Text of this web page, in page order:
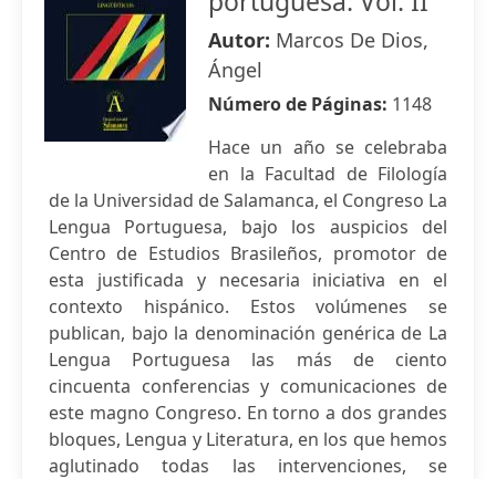
Autor: Marcos De Dios,
Ángel
Número de Páginas: 1148
Hace un año se celebraba
en la Facultad de Filología
de la Universidad de Salamanca, el Congreso La
Lengua Portuguesa, bajo los auspicios del
Centro de Estudios Brasileños, promotor de
esta justificada y necesaria iniciativa en el
contexto hispánico. Estos volúmenes se
publican, bajo la denominación genérica de La
Lengua Portuguesa las más de ciento
cincuenta conferencias y comunicaciones de
este magno Congreso. En torno a dos grandes
bloques, Lengua y Literatura, en los que hemos
aglutinado todas las intervenciones, se